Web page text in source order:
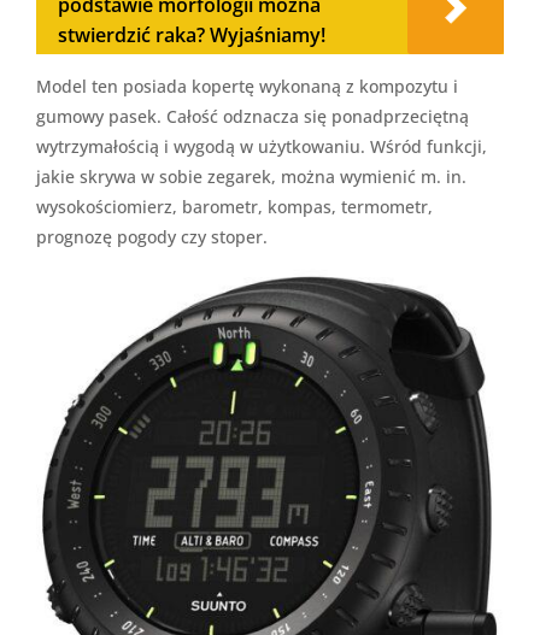
stwierdzić raka? Wyjaśniamy!
Model ten posiada kopertę wykonaną z kompozytu i
gumowy pasek. Całość odznacza się ponadprzeciętną
wytrzymałością i wygodą w użytkowaniu. Wśród funkcji,
jakie skrywa w sobie zegarek, można wymienić m. in.
wysokościomierz, barometr, kompas, termometr,
prognozę pogody czy stoper.